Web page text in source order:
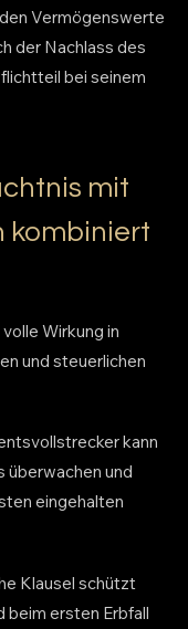
Vermögenswerte
der Nachlass des
bei seinem
mit
kombiniert
Wirkung in
und steuerlichen
kann
überwachen und
eingehalten
Klausel schützt
beim ersten Erbfall